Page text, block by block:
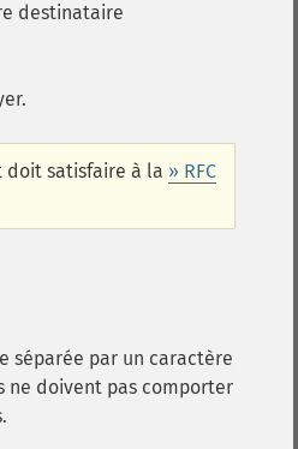
destinataire
doit satisfaire à la » RFC
séparée par un caractère
ne doivent pas comporter